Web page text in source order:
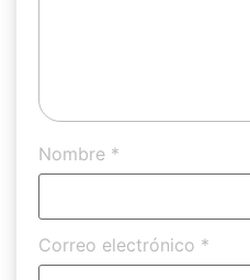
Nombre *
Correo electrónico *